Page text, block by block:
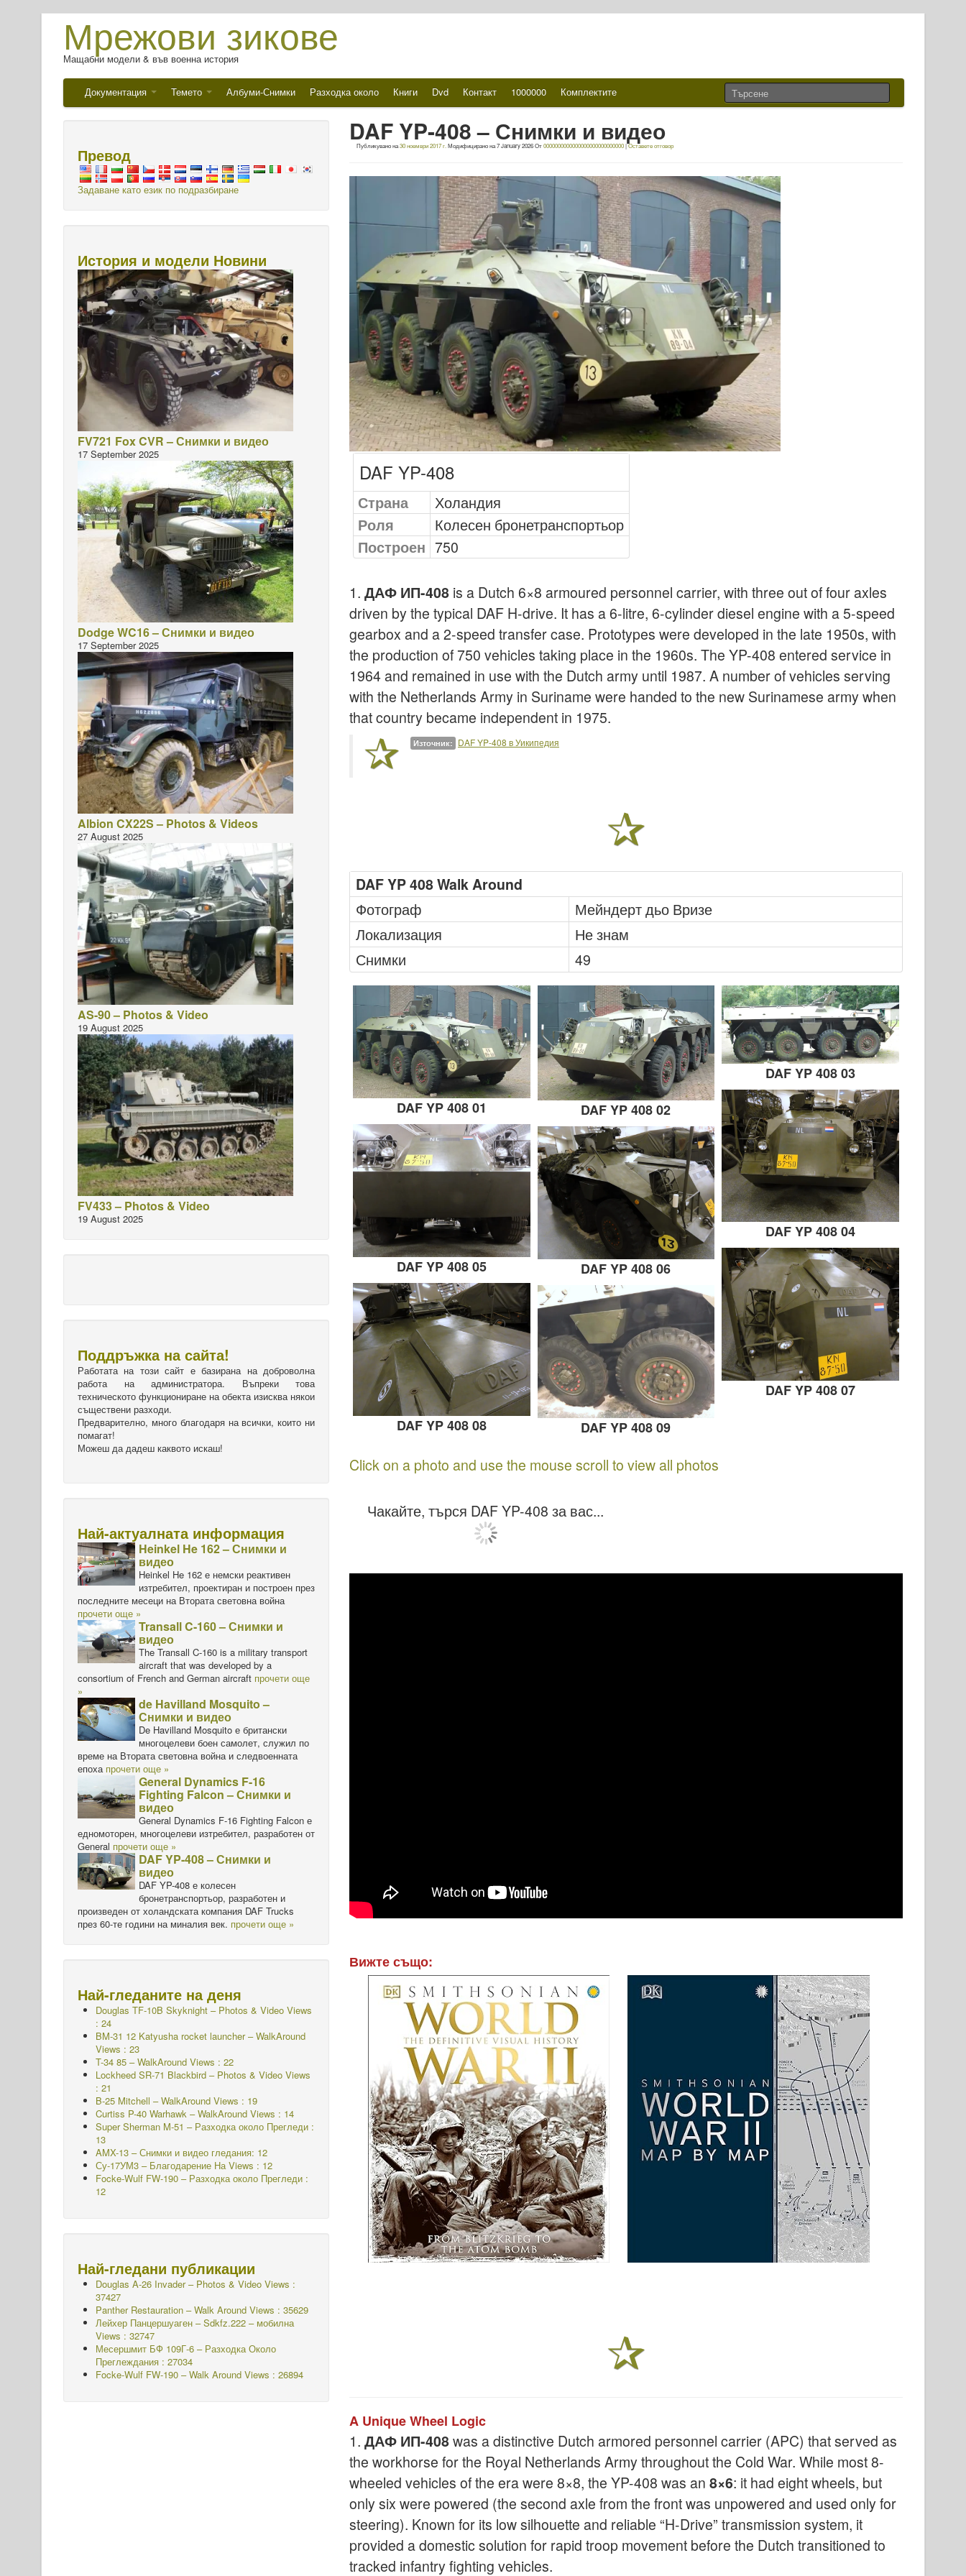
Мрежови зикове
Мащабни модели & във военна история
Документация Темето Албуми-Снимки Разходка около Книги Dvd Контакт 1000000 Комплектите
DAF YP-408 – Снимки и видео
Публикувано на30 ноември 2017 г. Модифицирано на7 January 2026От0000000000000000000000000000|Оставете отговор
DAF YP-408
Страна
Холандия
Роля
Колесен бронетранспортьор
Построен 750
1. ДАФ ИП-408 is a Dutch 6×8 armoured personnel carrier, with three out of four axles
driven by the typical DAF H-drive. It has a 6-litre, 6-cylinder diesel engine with a 5-speed
gearbox and a 2-speed transfer case. Prototypes were developed in the late 1950s, with
the production of 750 vehicles taking place in the 1960s. The YP-408 entered service in
1964 and remained in use with the Dutch army until 1987. A number of vehicles serving
with the Netherlands Army in Suriname were handed to the new Surinamese army when
that country became independent in 1975.
Източник: DAF YP-408 в Уикипедия
DAF YP 408 Walk Around
Фотограф
Мейндерт дьо Вризе
Локализация
Не знам
Снимки
49
DAF YP 408 01 DAF YP 408 02
DAF YP 408 03
DAF YP 408 04
DAF YP 408 05
DAF YP 408 06
DAF YP 408 07
DAF YP 408 08
DAF YP 408 09
Click on a photo and use the mouse scroll to view all photos
Чакайте, търся DAF YP-408 за вас...
Вижте също:
A Unique Wheel Logic
1. ДАФ ИП-408was a distinctive Dutch armored personnel carrier (APC) that served as
the workhorse for the Royal Netherlands Army throughout the Cold War. While most 8-
wheeled vehicles of the era were 8×8, the YP-408 was an 8×6: it had eight wheels, but
only six were powered (the second axle from the front was unpowered and used only for
steering). Known for its low silhouette and reliable “H-Drive” transmission system, it
provided a domestic solution for rapid troop movement before the Dutch transitioned to
tracked infantry fighting vehicles.
Превод
Задаване като език по подразбиране
История и модели Новини
FV721 Fox CVR – Снимки и видео
17 September 2025
Dodge WC16 – Снимки и видео
17 September 2025
Albion CX22S – Photos & Videos
27 August 2025
AS-90 – Photos & Video
19 August 2025
FV433 – Photos & Video
19 August 2025
Поддръжка на сайта!
Работата на този сайт е базирана на доброволна
работа на администратора. Въпреки това
техническото функциониране на обекта изисква някои
съществени разходи.
Предварително, много благодаря на всички, които ни
помагат!
Можеш да дадеш каквото искаш!
Най-актуалната информация
Heinkel He 162 – Снимки и
видео
Heinkel He 162 е немски реактивен
изтребител, проектиран и построен през
последните месеци на Втората световна война
прочети още »
Transall C-160 – Снимки и
видео
The Transall C-160 is a military transport
aircraft that was developed by a
consortium of French and German aircraft прочети още
»
de Havilland Mosquito –
Снимки и видео
De Havilland Mosquito е британски
многоцелеви боен самолет, служил по
време на Втората световна война и следвоенната
епоха прочети още »
General Dynamics F-16
Fighting Falcon – Снимки и
видео
General Dynamics F-16 Fighting Falcon е
едномоторен, многоцелеви изтребител, разработен от
General прочети още »
DAF YP-408 – Снимки и
видео
DAF YP-408 е колесен
бронетранспортьор, разработен и
произведен от холандската компания DAF Trucks
през 60-те години на миналия век. прочети още »
Най-гледаните на деня
Douglas TF-10B Skyknight – Photos & Video Views
: 24
BM-31 12 Katyusha rocket launcher – WalkAround
Views : 23
T-34 85 – WalkAround Views : 22
Lockheed SR-71 Blackbird – Photos & Video Views
: 21
B-25 Mitchell – WalkAround Views : 19
Curtiss P-40 Warhawk – WalkAround Views : 14
Super Sherman M-51 – Разходка около Прегледи :
13
AMX-13 – Снимки и видео гледания: 12
Су-17УМ3 – Благодарение На Views : 12
Focke-Wulf FW-190 – Разходка около Прегледи :
12
Най-гледани публикации
Douglas A-26 Invader – Photos & Video Views :
37427
Panther Restauration – Walk Around Views : 35629
Лейхер Панцершуаген – Sdkfz.222 – мобилна
Views : 32747
Месершмит БФ 109Г-6 – Разходка Около
Преглеждания : 27034
Focke-Wulf FW-190 – Walk Around Views : 26894